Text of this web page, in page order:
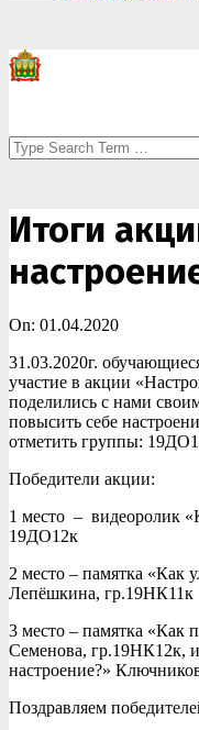
Search
Итоги
On: 01.04.2020
31.03.2020г.
участие в акции
поделились с нами
повысить себе
отметить группы:
Победители акции:
1 место – видеоролик
19ДО12к
2 место – памятка «Как
Лепёшкина, гр.19НК11к
3 место – памятка «Как
Семенова, гр.19НК12к,
настроение?»
Поздравляем